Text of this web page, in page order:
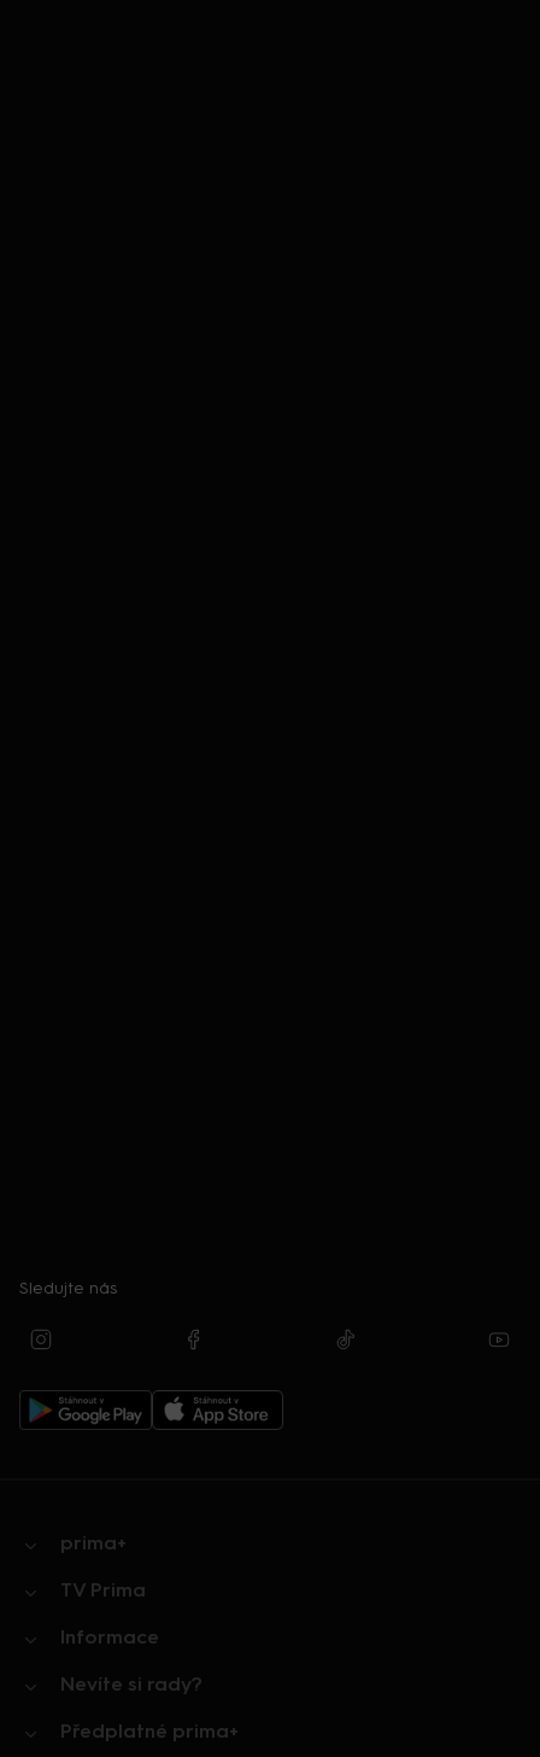
Sledujte nás
prima+
TV Prima
Informace
Nevíte si rady?
Předplatné prima+